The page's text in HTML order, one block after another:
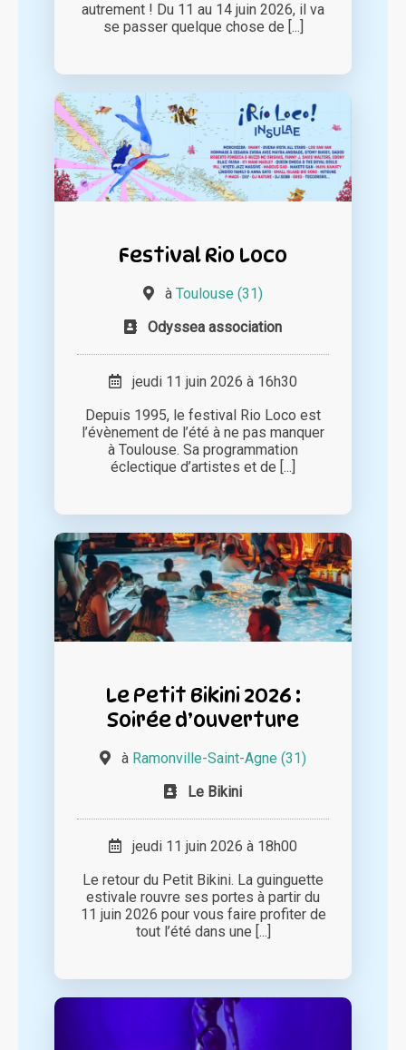
autrement ! Du 11 au 14 juin 2026, il va
se passer quelque chose de [...]
Festival Rio Loco
à Toulouse (31)
Odyssea association
jeudi 11 juin 2026 à 16h30
Depuis 1995, le festival Rio Loco est
l’évènement de l’été à ne pas manquer
à Toulouse. Sa programmation
éclectique d’artistes et de [...]
Le Petit Bikini 2026 :
Soirée d’ouverture
à Ramonville-Saint-Agne (31)
Le Bikini
jeudi 11 juin 2026 à 18h00
Le retour du Petit Bikini. La guinguette
estivale rouvre ses portes à partir du
11 juin 2026 pour vous faire profiter de
tout l’été dans une [...]